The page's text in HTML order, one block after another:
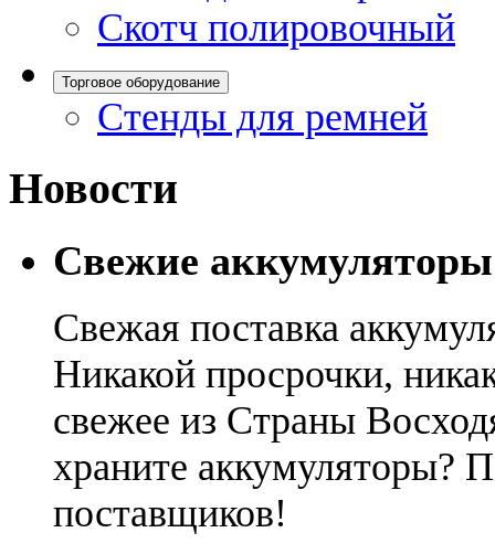
Скотч полировочный
Торговое оборудование
Стенды для ремней
Новости
Свежие
Свежая поставка
Никакой просрочки,
свежее из Страны
храните аккумуляторы?
поставщиков!